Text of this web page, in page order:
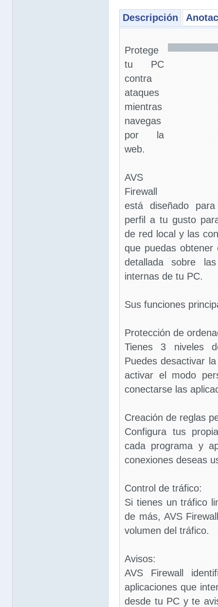
Descripción
Protege
tu PC
contra
ataques
mientras
navegas
por la
web.
AVS
Firewall
está diseñado
perfil a tu gusto
de red local y las
que puedas obtener
detallada sobre
internas de tu PC.
Sus funciones
Protección de
Tienes 3 niveles
Puedes desactivar
activar el modo
conectarse las
Creación de reglas
Configura tus
cada programa y
conexiones deseas
Control de tráfico:
Si tienes un tráfico
de más, AVS
volumen del tráfico.
Avisos:
AVS Firewall
aplicaciones que
desde tu PC y te